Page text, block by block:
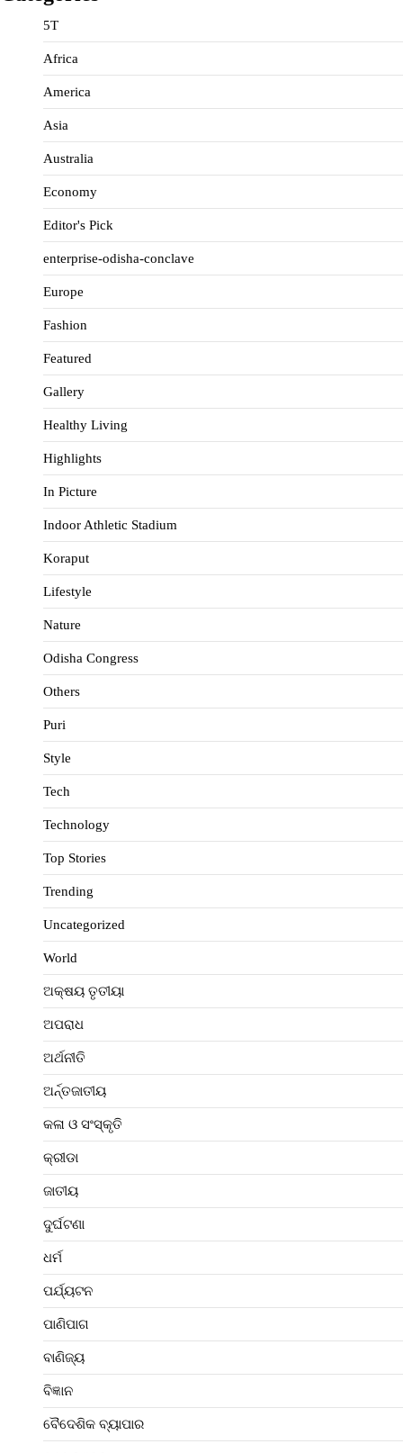
5T
Africa
America
Asia
Australia
Economy
Editor's Pick
enterprise-odisha-conclave
Europe
Fashion
Featured
Gallery
Healthy Living
Highlights
In Picture
Indoor Athletic Stadium
Koraput
Lifestyle
Nature
Odisha Congress
Others
Puri
Style
Tech
Technology
Top Stories
Trending
Uncategorized
World
ଅକ୍ଷୟ ତୃତୀୟା
ଅପରାଧ
ଅର୍ଥନୀତି
ଅର୍ନ୍ତଜାତୀୟ
କଳା ଓ ସଂସ୍କୃତି
କ୍ରୀଡା
ଜାତୀୟ
ଦୁର୍ଘଟଣା
ଧର୍ମ
ପର୍ଯ୍ୟଟନ
ପାଣିପାଗ
ବାଣିଜ୍ୟ
ବିଜ୍ଞାନ
ବୈଦେଶିକ ବ୍ୟାପାର